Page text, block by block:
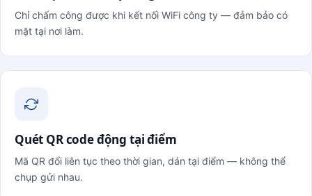
Chỉ chấm công được khi kết nối WiFi công ty — đảm bảo có
mặt tại nơi làm.
Quét QR code động tại điểm
Mã QR đổi liên tục theo thời gian, dán tại điểm — không thể
chụp gửi nhau.